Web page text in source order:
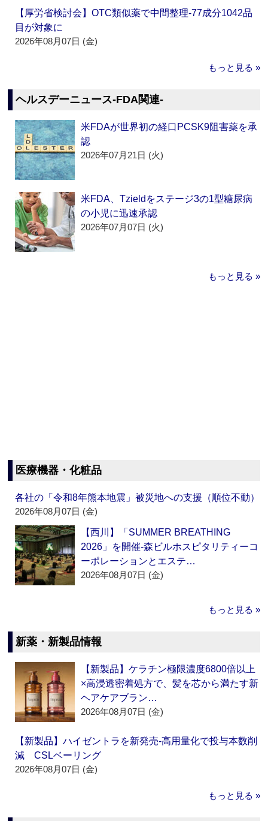
【厚労省検討会】OTC類似薬で中間整理‐77成分1042品
目が対象に
2026年08月07日 (金)
もっと見る »
ヘルスデーニュース‐FDA関連‐
米FDAが世界初の経口PCSK9阻害薬を承
認
2026年07月21日 (火)
米FDA、Tzieldをステージ3の1型糖尿病
の小児に迅速承認
2026年07月07日 (火)
もっと見る »
医療機器・化粧品
各社の「令和8年熊本地震」被災地への支援（順位不動）
2026年08月07日 (金)
【西川】「SUMMER BREATHING
2026」を開催‐森ビルホスピタリティーコ
ーポレーションとエステ…
2026年08月07日 (金)
もっと見る »
新薬・新製品情報
【新製品】ケラチン極限濃度6800倍以上
×高浸透密着処方で、髪を芯から満たす新
ヘアケアブラン…
2026年08月07日 (金)
【新製品】ハイゼントラを新発売‐高用量化で投与本数削
減 CSLベーリング
2026年08月07日 (金)
もっと見る »